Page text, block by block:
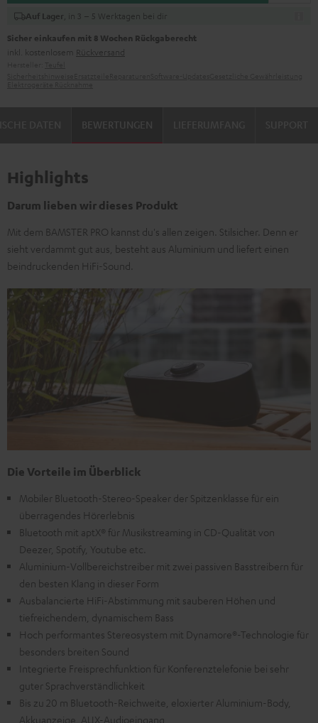
Auf Lager , in 3 – 5 Werktagen bei dir
Sicher einkaufen mit 8 Wochen Rückgaberecht
inkl. kostenlosem Rückversand
BEWERTUNGEN
Highlights
Darum lieben wir dieses Produkt
Mit dem BAMSTER PRO kannst du's allen zeigen. Stilsicher. Denn er
sieht verdammt gut aus, besteht aus Aluminium und liefert einen
beindruckenden HiFi-Sound.
Die Vorteile im Überblick
Mobiler Bluetooth-Stereo-Speaker der Spitzenklasse für ein
überragendes Hörerlebnis
Bluetooth mit aptX® für Musikstreaming in CD-Qualität von
Deezer, Spotify, Youtube etc.
Aluminium-Vollbereichstreiber mit zwei passiven Basstreibern für
den besten Klang in dieser Form
Ausbalancierte HiFi-Abstimmung mit sauberen Höhen und
tiefreichendem, dynamischem Bass
Hoch performantes Stereosystem mit Dynamore®-Technologie für
besonders breiten Sound
Integrierte Freisprechfunktion für Konferenztelefonie bei sehr
guter Sprachverständlichkeit
Bis zu 20 m Bluetooth-Reichweite, eloxierter Aluminium-Body,
Akkuanzeige, AUX-Audioeingang